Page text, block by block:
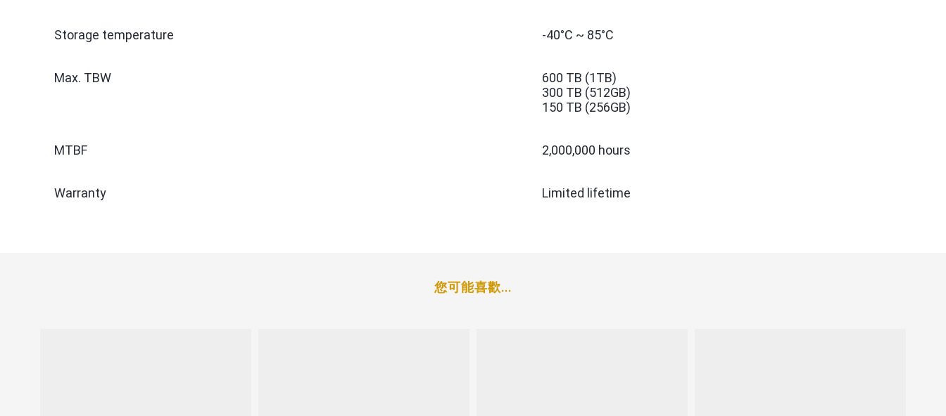
Storage temperature -40°C ~ 85°C
Max. TBW
600 TB (1TB)
300 TB (512GB)
150 TB (256GB)
MTBF 2,000,000 hours
Warranty Limited lifetime
您可能喜歡...